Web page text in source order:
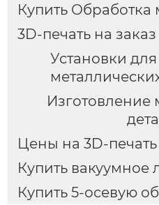
Купить Обработка
3D-печать на заказ
Установки
Изготовление
Цены на 3D-печать
Купить вакуумное
Купить 5-осевую